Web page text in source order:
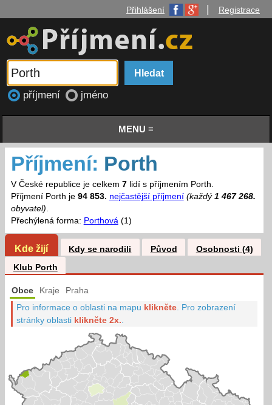
Přihlášení Registrace
příjmení jméno
MENU ≡
Příjmení: Porth
V České republice je celkem 7lidí s příjmením Porth.
Příjmení Porth je 94 853. nejčastější příjmení (každý 1 467 268.
obyvatel).
Přechýlená forma: Porthová(1)
Kde žijí Kdy se narodili Původ
Osobnosti (4)
Klub Porth
Obce Kraje Praha
Pro informace o oblasti na mapu klikněte Pro zobrazení
stránky oblasti klikněte 2x.